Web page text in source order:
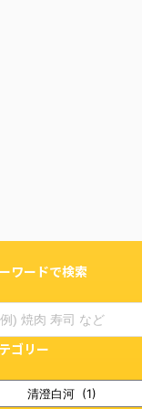
ワードで検索
ゴリー